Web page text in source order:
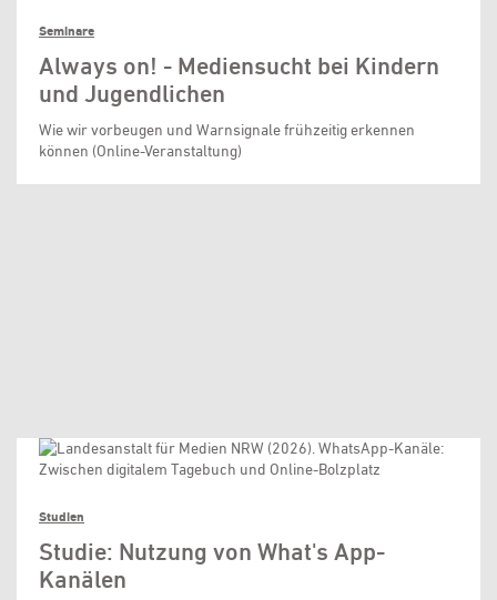
Seminare
Always on! - Mediensucht bei Kindern
und Jugendlichen
Wie wir vorbeugen und Warnsignale frühzeitig erkennen
können (Online-Veranstaltung)
Studien
Studie: Nutzung von What's App-
Kanälen